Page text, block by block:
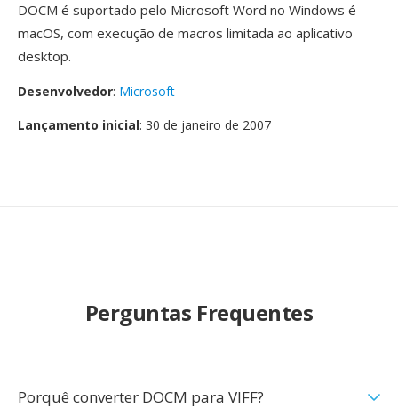
DOCM é suportado pelo Microsoft Word no Windows é
macOS, com execução de macros limitada ao aplicativo
desktop.
Desenvolvedor: Microsoft
Lançamento inicial: 30 de janeiro de 2007
Perguntas Frequentes
Porquê converter DOCM para VIFF?